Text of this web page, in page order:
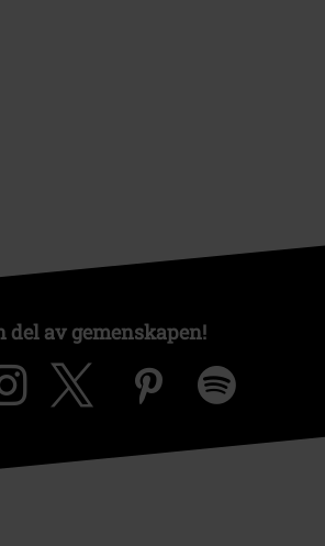
del av gemenskapen!